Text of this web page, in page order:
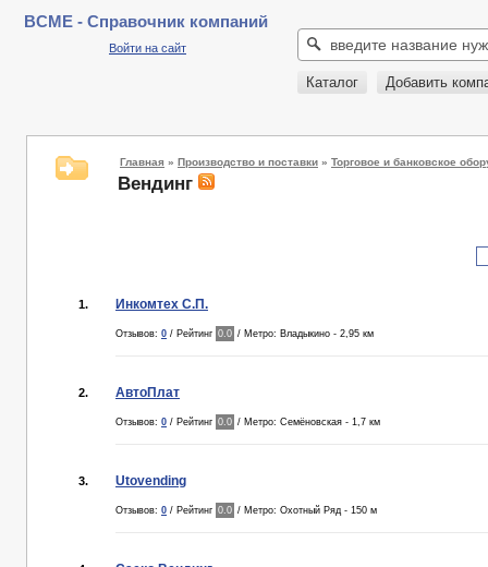
BCME - Справочник компаний
Войти на сайт
Каталог Добавить
Главная » Производство и поставки » Торговое и банковское
Вендинг
1. Инкомтех С.П.
Отзывов: 0 / Рейтинг 0.0 / Метро: Владыкино - 2,95 км
2. АвтоПлат
Отзывов: 0 / Рейтинг 0.0 / Метро: Семёновская - 1,7 км
3. Utovending
Отзывов: 0 / Рейтинг 0.0 / Метро: Охотный Ряд - 150 м